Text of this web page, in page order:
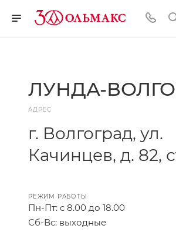
ЛУНДА-
АДРЕС
г. Волгоград, ул.
Качинцев, д. 82,
РЕЖИМ РАБОТЫ
Пн-Пт: с 8.00 до 18.00
Сб-Вс: выходные